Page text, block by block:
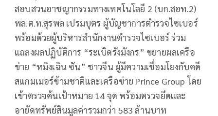
สอบสวนอาชญากรรมทางเทคโนโลยี 2 (บก.สอท.2)
พล.ต.ท.สุรพล เปรมบุตร ผู้บัญชาการตำรวจไซเบอร์
พร้อมด้วยผู้บริหารสำนักงานตำรวจไซเบอร์ ร่วม
แถลงผลปฏิบัติการ “ระเบิดรังมังกร” ขยายผลเครือ
ข่าย “หมิงเฉิน ซัน” ชาวจีน ผู้มีความเชื่อมโยงกับคดี
สแกมเมอร์ข้ามชาติและเครือข่าย Prince Group โดย
เข้าตรวจค้นเป้าหมาย 14 จุด พร้อมตรวจยึดและ
อายัดทรัพย์สินมูลค่ารวมกว่า 583 ล้านบาท